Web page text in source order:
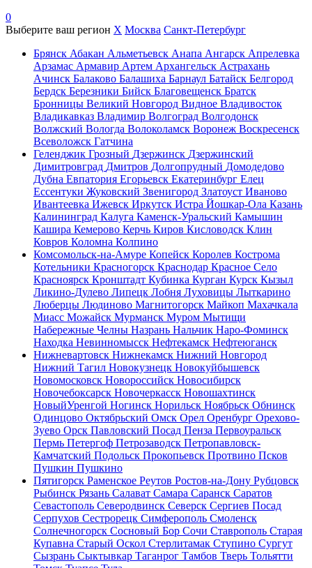
0
Выберите ваш регион X Москва Санкт-Петербург
Брянск Абакан Альметьевск Анапа Ангарск Апрелевка
Арзамас Армавир Артем Архангельск Астрахань
Ачинск Балаково Балашиха Барнаул Батайск Белгород
Бердск Березники Бийск Благовещенск Братск
Бронницы Великий Новгород Видное Владивосток
Владикавказ Владимир Волгоград Волгодонск
Волжский Вологда Волоколамск Воронеж Воскресенск
Всеволожск Гатчина
Геленджик Грозный Дзержинск Дзержинский
Димитровград Дмитров Долгопрудный Домодедово
Дубна Евпатория Егорьевск Екатеринбург Елец
Ессентуки Жуковский Звенигород Златоуст Иваново
Ивантеевка Ижевск Иркутск Истра Йошкар-Ола Казань
Калининград Калуга Каменск-Уральский Камышин
Кашира Кемерово Керчь Киров Кисловодск Клин
Ковров Коломна Колпино
Комсомольск-на-Амуре Копейск Королев Кострома
Котельники Красногорск Краснодар Красное Село
Красноярск Кронштадт Кубинка Курган Курск Кызыл
Ликино-Дулево Липецк Лобня Луховицы Лыткарино
Люберцы Людиново Магнитогорск Майкоп Махачкала
Миасс Можайск Мурманск Муром Мытищи
Набережные Челны Назрань Нальчик Наро-Фоминск
Находка Невинномысск Нефтекамск Нефтеюганск
Нижневартовск Нижнекамск Нижний Новгород
Нижний Тагил Новокузнецк Новокуйбышевск
Новомосковск Новороссийск Новосибирск
Новочебоксарск Новочеркасск Новошахтинск
НовыйУренгой Ногинск Норильск Ноябрьск Обнинск
Одинцово Октябрьский Омск Орел Оренбург Орехово-
Зуево Орск Павловский Посад Пенза Первоуральск
Пермь Петергоф Петрозаводск Петропавловск-
Камчатский Подольск Прокопьевск Протвино Псков
Пушкин Пушкино
Пятигорск Раменское Реутов Ростов-на-Дону Рубцовск
Рыбинск Рязань Салават Самара Саранск Саратов
Севастополь Северодвинск Северск Сергиев Посад
Серпухов Сестрорецк Симферополь Смоленск
Солнечногорск Сосновый Бор Сочи Ставрополь Старая
Купавна Старый Оскол Стерлитамак Ступино Сургут
Сызрань Сыктывкар Таганрог Тамбов Тверь Тольятти